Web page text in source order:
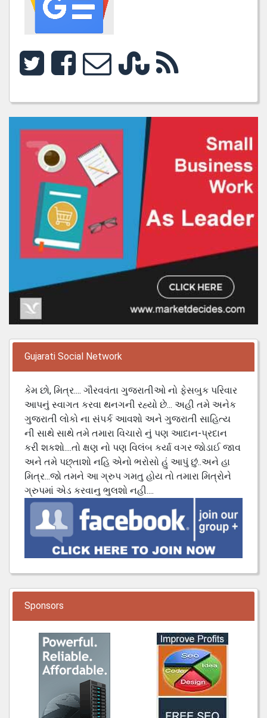
Gujarati Social Network
કેમ છો, મિત્ર.... ગૌરવવંતા ગુજરાતીઓ નો ફેસબુક પરિવાર
આપનું સ્વાગત કરવા થનગની રહ્યો છે... અહી તમે અનેક
ગુજરાતી લોકો ના સંપર્ક આવશો અને ગુજરાતી સાહિત્ય
ની સાથે સાથે તમે તમારા વિચારો નું પણ આદાન-પ્રદાન
કરી શકશો....તો ક્ષણ નો પણ વિલંબ કર્યા વગર જોડાઈ જાવ
અને તમે પછ્તાશો નહિ એનો ભરોસો હું આપું છું..અને હા
મિત્ર...જો તમને આ ગ્રુપ ગમતુ હોય તો તમારા મિત્રોને
ગ્રુપમાં એડ કરવાનુ ભુલશો નહી....
Sponsors